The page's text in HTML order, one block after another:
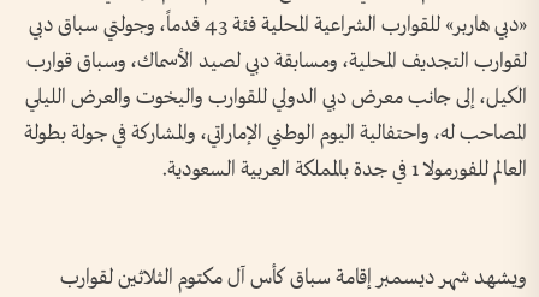
«دبي هاربر» للقوارب الشراعية المحلية فئة 43 قدماً، وجولتي سباق دبي
لقوارب التجديف المحلية، ومسابقة دبي لصيد الأسماك، وسباق قوارب
الكيل، إلى جانب معرض دبي الدولي للقوارب واليخوت والعرض الليلي
المصاحب له، واحتفالية اليوم الوطني الإماراتي، والمشاركة في جولة بطولة
العالم للفورمولا 1 في جدة بالمملكة العربية السعودية.
ويشهد شهر ديسمبر إقامة سباق كأس آل مكتوم الثلاثين لقوارب